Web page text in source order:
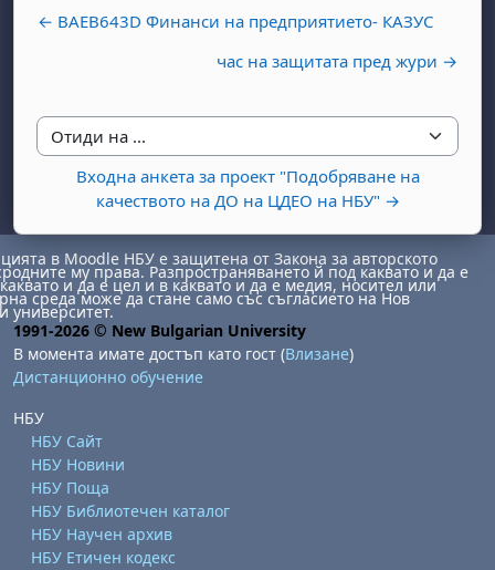
← BAEB643D Финанси на предприятието- КАЗУС
час на защитата пред жури →
Отиди на ...
Входна анкета за проект "Подобряване на
качеството на ДО на ЦДЕО на НБУ" →
1 август
неделя, 2 август
6 август
август8 август
неделя, 9 август
август
август
15 август
неделя, 16 август
август
август
22 август
неделя, 23 август
август
август
29 август
неделя, 30 август
в Moodle НБУ е защитена от Закона за авторското
му права. Разпространяването й под каквато и да е
и да е цел и в каквато и да е медия, носител или
среда може да стане само със съгласието на Нов
университет.
1991-2026 © New Bulgarian University
В момента имате достъп като гост (Влизане)
Дистанционно обучение
НБУ
НБУ Сайт
НБУ Новини
НБУ Поща
НБУ Библиотечен каталог
НБУ Научен архив
НБУ Етичен кодекс